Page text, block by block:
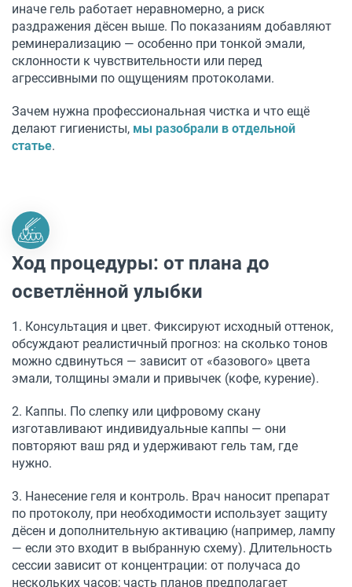
иначе гель работает неравномерно, а риск
раздражения дёсен выше. По показаниям добавляют
реминерализацию — особенно при тонкой эмали,
склонности к чувствительности или перед
агрессивными по ощущениям протоколами.
Зачем нужна профессиональная чистка и что ещё
делают гигиенисты, мы разобрали в отдельной
статье.
Ход процедуры: от плана до
осветлённой улыбки
1. Консультация и цвет. Фиксируют исходный оттенок,
обсуждают реалистичный прогноз: на сколько тонов
можно сдвинуться — зависит от «базового» цвета
эмали, толщины эмали и привычек (кофе, курение).
2. Каппы. По слепку или цифровому скану
изготавливают индивидуальные каппы — они
повторяют ваш ряд и удерживают гель там, где
нужно.
3. Нанесение геля и контроль. Врач наносит препарат
по протоколу, при необходимости использует защиту
дёсен и дополнительную активацию (например, лампу
— если это входит в выбранную схему). Длительность
сессии зависит от концентрации: от получаса до
нескольких часов; часть планов предполагает